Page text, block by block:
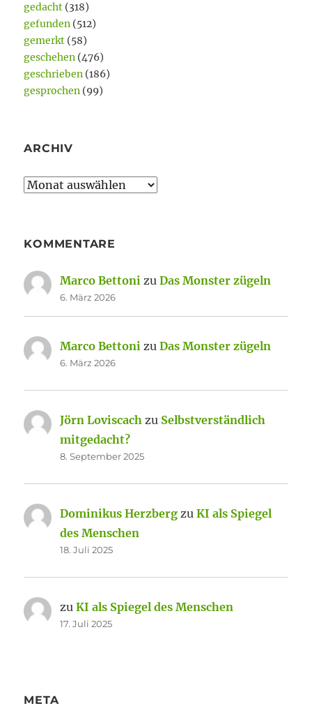
gedacht (318)
gefunden (512)
gemerkt (58)
geschehen (476)
geschrieben (186)
gesprochen (99)
ARCHIV
Archiv
KOMMENTARE
Marco Bettoni zuDas Monster zügeln
6. März 2026
Marco Bettoni zuDas Monster zügeln
6. März 2026
Jörn Loviscach zu Selbstverständlich
mitgedacht?
8. September 2025
Dominikus Herzberg zuKI als Spiegel
des Menschen
18. Juli 2025
zuKI als Spiegel des Menschen
17. Juli 2025
META